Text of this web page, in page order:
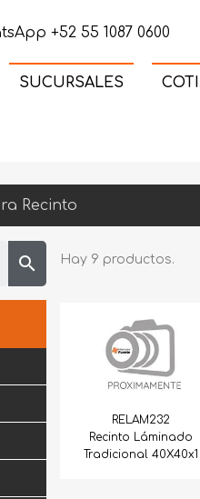
+52 55 1087 0600
SUCURSALES
Recinto
search Hay 9 productos.
RELAM232
Recinto Láminado
Tradicional 40X40x1